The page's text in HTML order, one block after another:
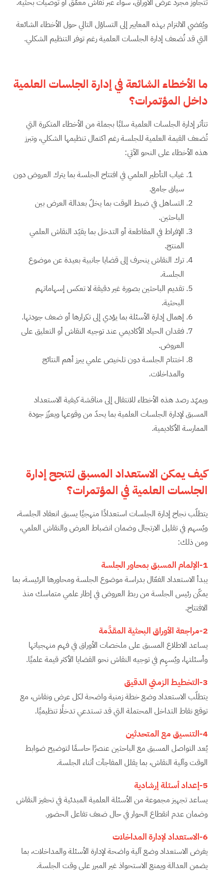
ويُفضي الالتزام بهذه المعايير إلى التساؤل التالي حول الأخطاء الشائعة
التي قد تُضعف إدارة الجلسات العلمية رغم توفر التنظيم الشكلي.
ما الأخطاء الشائعة في إدارة الجلسات العلمية
داخل المؤتمرات؟
تتأثر إدارة الجلسات العلمية سلبًا بجملة من الأخطاء المتكررة التي
تُضعف القيمة العلمية للجلسة رغم اكتمال تنظيمها الشكلي، وتبرز
هذه الأخطاء على النحو الآتي:
غياب التأطير العلمي في افتتاح الجلسة بما يترك العروض دون
سياق جامع.
التساهل في ضبط الوقت بما يخلّ بعدالة العرض بين
الباحثين.
الإفراط في المقاطعة أو التدخل بما يقيّد النقاش العلمي
المنتج.
ترك النقاش ينحرف إلى قضايا جانبية بعيدة عن موضوع
الجلسة.
تقديم الباحثين بصورة غير دقيقة لا تعكس إسهاماتهم
البحثية.
إهمال إدارة الأسئلة بما يؤدي إلى تكرارها أو ضعف جودتها.
فقدان الحياد الأكاديمي عند توجيه النقاش أو التعليق على
العروض.
اختتام الجلسة دون تلخيص علمي يبرز أهم النتائج
والمداخلات.
ويمهّد رصد هذه الأخطاء للانتقال إلى مناقشة كيفية الاستعداد
المسبق لإدارة الجلسات العلمية بما يحدّ من وقوعها ويعزّز جودة
الممارسة الأكاديمية.
كيف يمكن الاستعداد المسبق لتنجح إدارة
الجلسات العلمية في المؤتمرات؟
يتطلّب نجاح إدارة الجلسات استعدادًا منهجيًا يسبق انعقاد الجلسة،
ويُسهم في تقليل الارتجال وضمان انضباط العرض والنقاش العلمي،
ومن ذلك:
1-الإلمام المسبق بمحاور الجلسة
يبدأ الاستعداد الفعّال بدراسة موضوع الجلسة ومحاورها الرئيسة، بما
يمكّن رئيس الجلسة من ربط العروض في إطار علمي متماسك منذ
الافتتاح.
2-مراجعة الأوراق البحثية المقدَّمة
يساعد الاطلاع المسبق على ملخصات الأوراق في فهم منهجياتها
وأسئلتها، ويُسهِم في توجيه النقاش نحو القضايا الأكثر قيمة علميًا.
3-التخطيط الزمني الدقيق
يتطلّب الاستعداد وضع خطة زمنية واضحة لكل عرض ونقاش، مع
توقع نقاط التداخل المحتملة التي قد تستدعي تدخلًا تنظيميًا.
4-التنسيق مع المتحدثين
يُعد التواصل المسبق مع الباحثين عنصرًا حاسمًا لتوضيح ضوابط
الوقت وآلية النقاش، بما يقلل المفاجآت أثناء الجلسة.
5-إعداد أسئلة إرشادية
يساعد تجهيز مجموعة من الأسئلة العلمية المبدئية في تحفيز النقاش
وضمان عدم انقطاع الحوار في حال ضعف تفاعل الحضور.
6-الاستعداد لإدارة المداخلات
يفرض الاستعداد وضع آلية واضحة لإدارة الأسئلة والمداخلات، بما
يضمن العدالة ويمنع الاستحواذ غير المبرر على وقت الجلسة.